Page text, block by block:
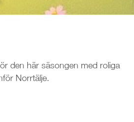
den här säsongen med roliga
Norrtälje.